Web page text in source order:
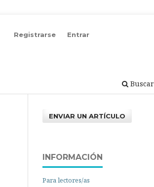
Buscar
Registrarse Entrar
ENVIAR UN ARTÍCULO
INFORMACIÓN
Para lectores/as